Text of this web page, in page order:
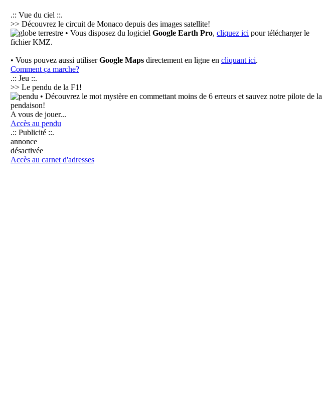
.:: Vue du ciel ::.
>> Découvrez le circuit de Monaco depuis des images satellite!
• Vous disposez du logiciel Google Earth Pro, cliquez ici pour télécharger le
fichier KMZ.
• Vous pouvez aussi utiliserGoogle Maps directement en ligne en cliquant ici.
Comment ça marche?
.:: Jeu ::.
>> Le pendu de la F1!
• Découvrez le mot mystère en commettant moins de 6 erreurs et sauvez notre pilote de la
pendaison!
A vous de jouer...
Accès au pendu
.:: Publicité ::.
annonce
désactivée
Accès au carnet d'adresses